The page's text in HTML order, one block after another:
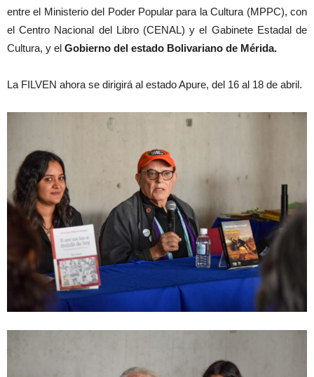
entre el Ministerio del Poder Popular para la Cultura (MPPC), con
el Centro Nacional del Libro (CENAL) y el Gabinete Estadal de
Cultura, y el Gobierno del estado Bolivariano de Mérida.
La FILVEN ahora se dirigirá al estado Apure, del 16 al 18 de abril.